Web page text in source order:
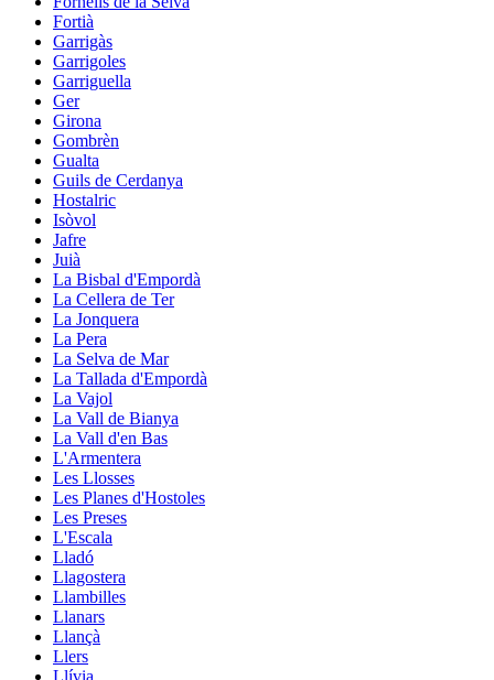
Fortià
Garrigàs
Garrigoles
Garriguella
Ger
Girona
Gombrèn
Gualta
Guils de Cerdanya
Hostalric
Isòvol
Jafre
Juià
La Bisbal d'Empordà
La Cellera de Ter
La Jonquera
La Pera
La Selva de Mar
La Tallada d'Empordà
La Vajol
La Vall de Bianya
La Vall d'en Bas
L'Armentera
Les Llosses
Les Planes d'Hostoles
Les Preses
L'Escala
Lladó
Llagostera
Llambilles
Llanars
Llançà
Llers
Llívia